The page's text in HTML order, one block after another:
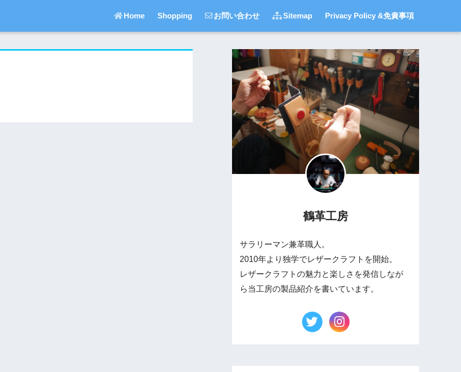
Home Shopping お問い合わせ Sitemap Privacy Policy &免責事項
鶴革工房
サラリーマン兼革職人。
2010年より独学でレザークラフトを開始。
レザークラフトの魅力と楽しさを発信しなが
ら当工房の製品紹介を書いています。